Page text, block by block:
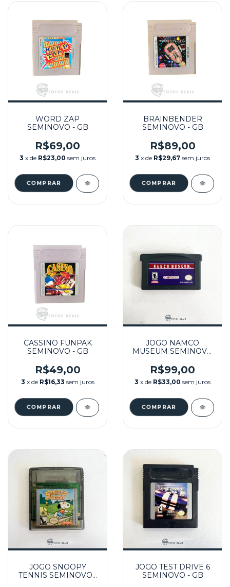
WORD ZAP
SEMINOVO - GB
R$69,00
3 x de R$23,00 sem juros
BRAINBENDER
SEMINOVO - GB
R$89,00
3 x de R$29,67 sem juros
CASSINO FUNPAK
SEMINOVO - GB
R$49,00
3 x de R$16,33 sem juros
JOGO NAMCO
MUSEUM SEMINOVO
R$99,00
3 x de R$33,00 sem juros
JOGO SNOOPY
TENNIS SEMINOVO -
JOGO TEST DRIVE 6
SEMINOVO - GB